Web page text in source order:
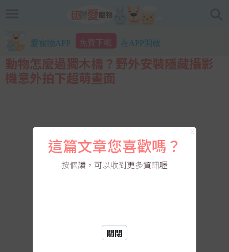
愛寵物APP 免費下載 在APP開啟
動物怎麼過獨木橋？野外安裝隱藏攝影
機意外拍下超萌畫面
X
這篇文章您喜歡嗎？
按個讚，可以收到更多資訊喔
關閉